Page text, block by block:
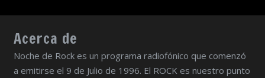
Acerca de
Noche de Rock es un programa radiofónico que comenzó
a emitirse el 9 de Julio de 1996. El ROCK es nuestro punto